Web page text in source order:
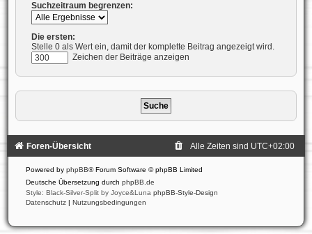
Suchzeitraum begrenzen:
Die ersten:
Stelle 0 als Wert ein, damit der komplette Beitrag angezeigt wird.
Zeichen der Beiträge anzeigen
Foren-Übersicht Alle Zeiten sind UTC+02:00
Powered by phpBB® Forum Software © phpBB Limited
Deutsche Übersetzung durch phpBB.de
Style: Black-Silver-Split by Joyce&Luna phpBB-Style-Design
Datenschutz | Nutzungsbedingungen